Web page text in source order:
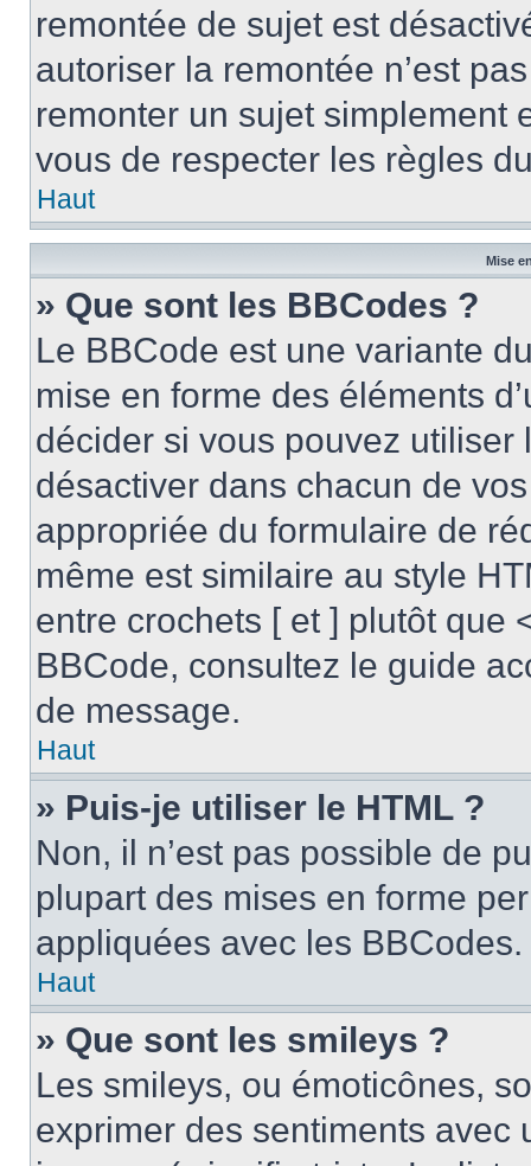
remontée de sujet est
autoriser la remontée n’est
remonter un sujet simplement
vous de respecter les règles
Haut
Mise
» Que sont les BBCodes ?
Le BBCode est une variante
mise en forme des éléments
décider si vous pouvez
désactiver dans chacun de
appropriée du formulaire de
même est similaire au style
entre crochets [ et ] plutôt que
BBCode, consultez le guide
de message.
Haut
» Puis-je utiliser le HTML ?
Non, il n’est pas possible de
plupart des mises en forme
appliquées avec les BBCodes.
Haut
» Que sont les smileys ?
Les smileys, ou émoticônes,
exprimer des sentiments avec